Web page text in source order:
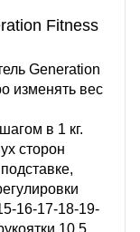
Fitness
Generation
изменять вес
в 1 кг.
сторон
16-17-18-19-
10,5